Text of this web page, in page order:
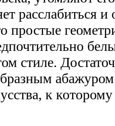
расслабиться и
простые
стиле.
абажуром
к